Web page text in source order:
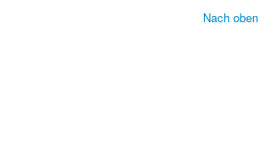
Nach oben